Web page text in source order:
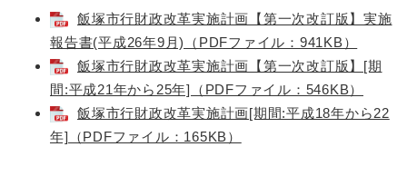
飯塚市行財政改革実施計画【第一次改訂版】実施
報告書(平成26年9月)（PDFファイル：941KB）
飯塚市行財政改革実施計画【第一次改訂版】[期
間:平成21年から25年]（PDFファイル：546KB）
飯塚市行財政改革実施計画[期間:平成18年から22
年]（PDFファイル：165KB）